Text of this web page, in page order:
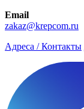
Email
zakaz@krepcom.ru
Адреса / Контакты